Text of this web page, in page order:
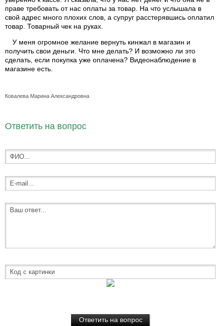
праве требовать от нас оплаты за товар. На что услышала в
свой адрес много плохих слов, а супруг расстерявшись оплатил
товар. Товарный чек на руках.
У меня огромное желание вернуть кинжал в магазин и
получить свои деньги. Что мне делать? И возможно ли это
сделать, если покупка уже оплачена? Видеонаблюдение в
магазине есть.
Ковалева Марина Александровна
Ответить на вопрос